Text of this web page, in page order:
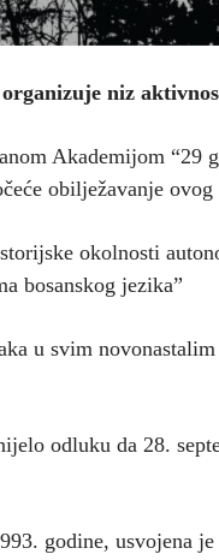
niz
Akademijom “29
obilježavanje ovog
okolnosti
bosanskog jezika”
u svim novonastalim
odluku da 28.
godine, usvojena je